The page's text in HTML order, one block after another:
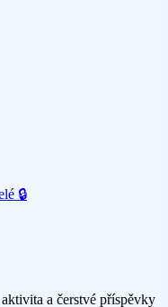
🔒
a čerstvé příspěvky